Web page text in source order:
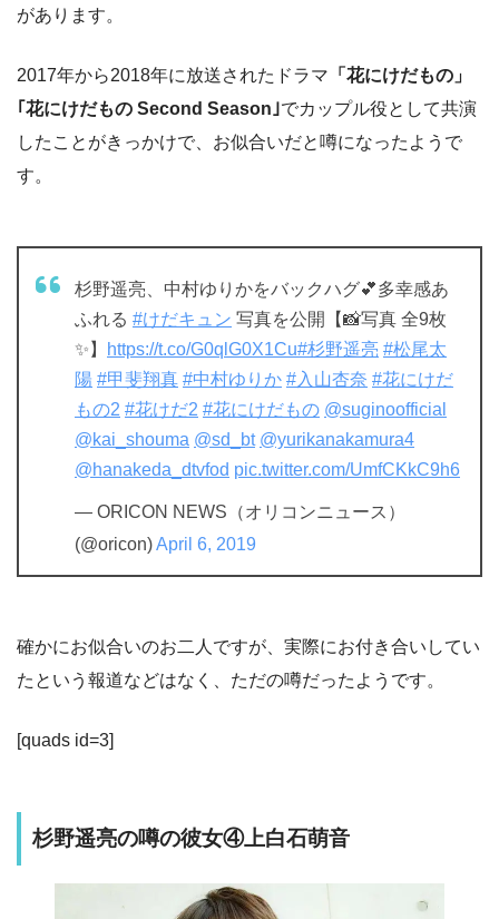
があります。
2017年から2018年に放送されたドラマ 「花にけだもの」
｢花にけだもの Second Season｣ でカップル役として共演
したことがきっかけで、お似合いだと噂になったようで
す。
杉野遥亮、中村ゆりかをバックハグ💕多幸感あ
ふれる #けだキュン 写真を公開【📸写真 全9枚
✨】
https://t.co/G0qlG0X1Cu#杉野遥亮 #松尾太
陽 #甲斐翔真 #中村ゆりか #入山杏奈 #花にけだ
もの2 #花けだ2 #花にけだもの @suginoofficial
@kai_shouma @sd_bt @yurikanakamura4
@hanakeda_dtvfod pic.twitter.com/UmfCKkC9h6
— ORICON NEWS（オリコンニュース）
(@oricon)April 6, 2019
確かにお似合いのお二人ですが、実際にお付き合いしてい
たという報道などはなく、ただの噂だったようです。
[quads id=3]
杉野遥亮の噂の彼女④上白石萌音